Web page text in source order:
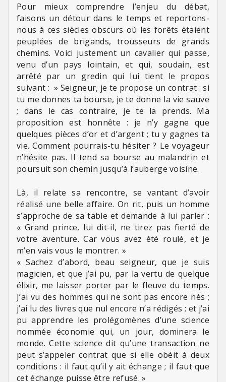
Pour mieux comprendre l’enjeu du débat,
faisons un détour dans le temps et reportons-
nous à ces siècles obscurs où les forêts étaient
peuplées de brigands, trousseurs de grands
chemins. Voici justement un cavalier qui passe,
venu d’un pays lointain, et qui, soudain, est
arrêté par un gredin qui lui tient le propos
suivant : » Seigneur, je te propose un contrat : si
tu me donnes ta bourse, je te donne la vie sauve
; dans le cas contraire, je te la prends. Ma
proposition est honnête : je n’y gagne que
quelques pièces d’or et d’argent ; tu y gagnes ta
vie. Comment pourrais-tu hésiter ? Le voyageur
n’hésite pas. Il tend sa bourse au malandrin et
poursuit son chemin jusqu’à l’auberge voisine.
Là, il relate sa rencontre, se vantant d’avoir
réalisé une belle affaire. On rit, puis un homme
s’approche de sa table et demande à lui parler :
« Grand prince, lui dit-il, ne tirez pas fierté de
votre aventure. Car vous avez été roulé, et je
m’en vais vous le montrer. »
« Sachez d’abord, beau seigneur, que je suis
magicien, et que j’ai pu, par la vertu de quelque
élixir, me laisser porter par le fleuve du temps.
J’ai vu des hommes qui ne sont pas encore nés ;
j’ai lu des livres que nul encore n’a rédigés ; et j’ai
pu apprendre les prolégomènes d’une science
nommée économie qui, un jour, dominera le
monde. Cette science dit qu’une transaction ne
peut s’appeler contrat que si elle obéit à deux
conditions : il faut qu’il y ait échange ; il faut que
cet échange puisse être refusé. »